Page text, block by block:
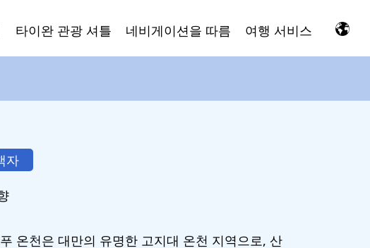
타이완 관광 셔틀 네비게이션을 따름 여행 서비스
자
온천은 대만의 유명한 고지대 온천 지역으로, 산